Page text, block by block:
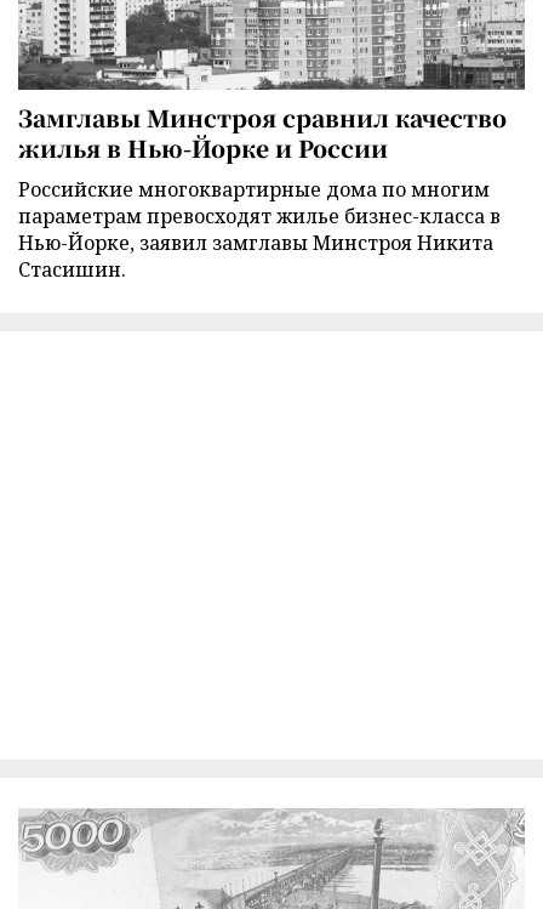
Замглавы Минстроя сравнил качество
жилья в Нью-Йорке и России
Российские многоквартирные дома по многим
параметрам превосходят жилье бизнес-класса в
Нью-Йорке, заявил замглавы Минстроя Никита
Стасишин.